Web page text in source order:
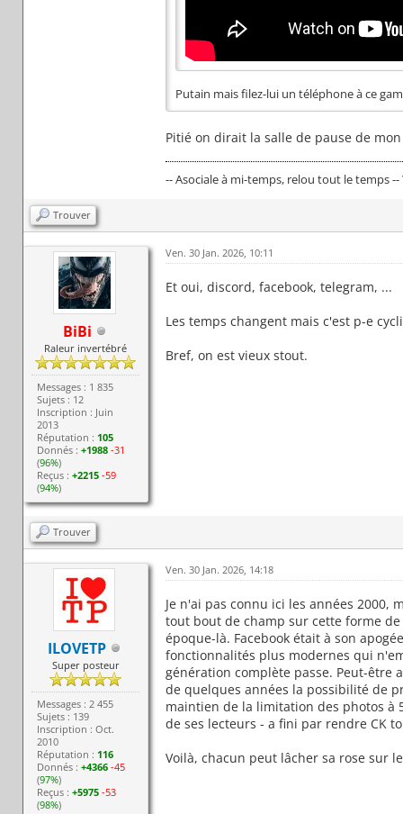
Putain mais filez-lui un téléphone à ce
Pitié on dirait la salle de pause de
-- Asociale à mi-temps, relou tout le temps
Trouver
BiBi
Raleur invertébré
Messages : 1 835
Sujets : 12
Inscription : Juin
2013
Réputation : 105
Donnés :+1988 -31
(96%)
Reçus :+2215 -59
(94%)
Ven. 30 Jan. 2026, 10:11
Et oui, discord, facebook, telegram, ...
Les temps changent mais c'est p-e
Bref, on est vieux stout.
Trouver
ILOVETP
Super posteur
Messages : 2 455
Sujets : 139
Inscription : Oct.
2010
Réputation : 116
Donnés :+4366 -45
(97%)
Reçus :+5975 -53
(98%)
Ven. 30 Jan. 2026, 14:18
Je n'ai pas connu ici les années 2000,
tout bout de champ sur cette forme
époque-là. Facebook était à son
fonctionnalités plus modernes qui
génération complète passe. Peut-être
de quelques années la possibilité de
maintien de la limitation des photos à
de ses lecteurs - a fini par rendre CK
Voilà, chacun peut lâcher sa rose sur